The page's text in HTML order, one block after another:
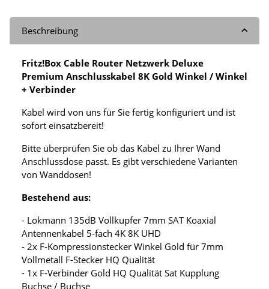
Beschreibung
Fritz!Box Cable Router Netzwerk Deluxe
Premium Anschlusskabel 8K Gold Winkel / Winkel
+ Verbinder
Kabel wird von uns für Sie fertig konfiguriert und ist
sofort einsatzbereit!
Bitte überprüfen Sie ob das Kabel zu Ihrer Wand
Anschlussdose passt. Es gibt verschiedene Varianten
von Wanddosen!
Bestehend aus:
- Lokmann 135dB Vollkupfer 7mm SAT Koaxial
Antennenkabel 5-fach 4K 8K UHD
- 2x F-Kompressionstecker Winkel Gold für 7mm
Vollmetall F-Stecker HQ Qualität
- 1x F-Verbinder Gold HQ Qualität Sat Kupplung
Buchse / Buchse